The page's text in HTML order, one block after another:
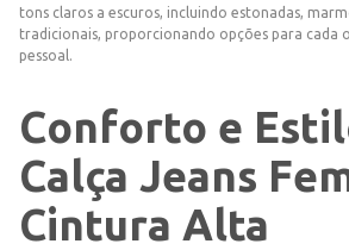
tons claros a escuros, incluindo estonadas,
tradicionais, proporcionando opções para cada
pessoal.
Conforto e
Calça Jeans
Cintura Alta